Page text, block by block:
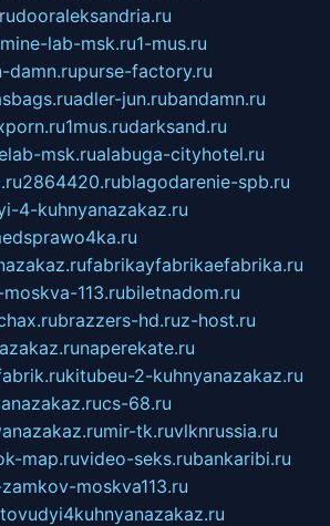
dooraleksandria.ru
mine-lab-msk.ru1-mus.ru
damn.rupurse-factory.ru
adler-jun.rubandamn.ru
1mus.rudarksand.ru
msk.rualabuga-cityhotel.ru
2864420.rublagodarenie-spb.ru
4-kuhnyanazakaz.ru
fabrikayfabrikaefabrika.ru
113.rubiletnadom.ru
brazzers-hd.ruz-host.ru
naperekate.ru
kitubeu-2-kuhnyanazakaz.ru
cs-68.ru
mir-tk.ruvlknrussia.ru
map.ruvideo-seks.rubankaribi.ru
moskva113.ru
tovudyi4kuhnyanazakaz.ru